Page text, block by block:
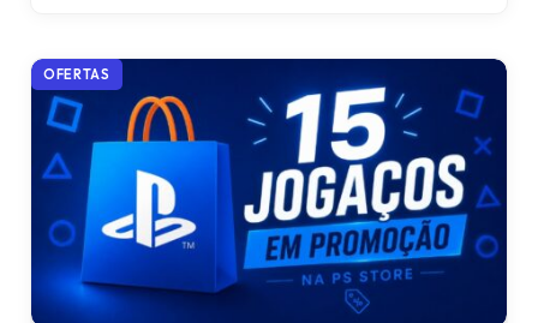
OFERTAS